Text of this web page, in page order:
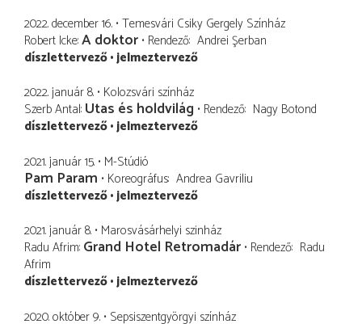
2022. december 16. Temesvári Csiky Gergely Színház
Robert Icke A doktor Rendező Andrei Şerban
díszlettervező jelmeztervező
2022. január 8. Kolozsvári színház
Szerb Antal Utas és holdvilág Rendező Nagy Botond
díszlettervező jelmeztervező
2021. január 15. M-Stúdió
Pam Param Koreográfus Andrea Gavriliu
díszlettervező jelmeztervező
2021. január 8. Marosvásárhelyi szinház
Radu Afrim Grand Hotel Retromadár Rendező Radu
Afrim
díszlettervező jelmeztervező
2020. október 9. Sepsiszentgyörgyi színház